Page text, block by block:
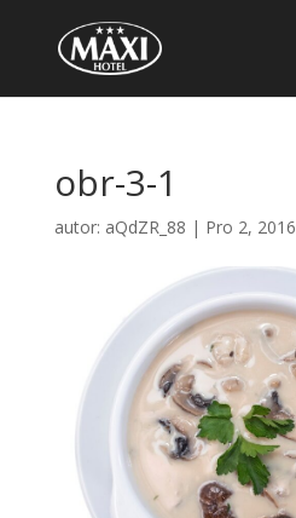
obr-3-1
autor: aQdZR_88 | Pro 2, 2016